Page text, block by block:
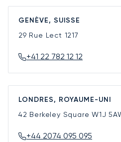
GENÈVE, SUISSE
29 Rue Lect 1217
+41 22 782 12 12
LONDRES, ROYAUME-UNI
42 Berkeley SquareW1J
+44 2074 095 095